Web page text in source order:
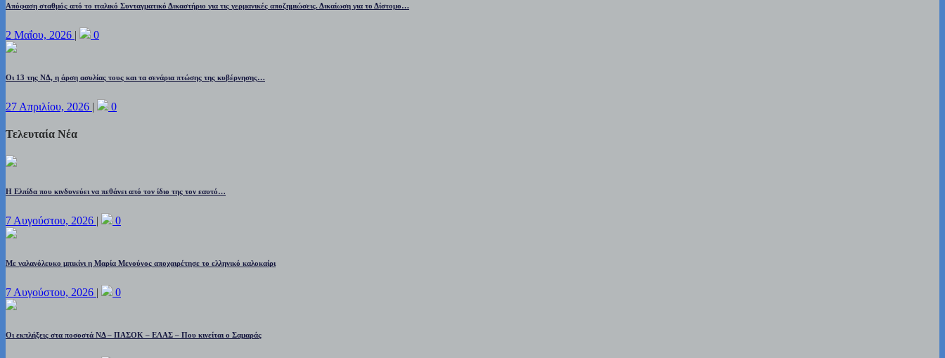
Απόφαση σταθμός από το ιταλικό Συνταγματικό Δικαστήριο για τις γερμανικές αποζημιώσεις. Δικαίωση για το Δίστομο…
2 Μαΐου, 2026 | 0
Οι 13 της ΝΔ, η άρση ασυλίας τους και τα σενάρια πτώσης της κυβέρνησης…
27 Απριλίου, 2026 | 0
Τελευταία Νέα
Η Ελπίδα που κινδυνεύει να πεθάνει από τον ίδιο της τον εαυτό…
7 Αυγούστου, 2026 | 0
Με γαλανόλευκο μπικίνι η Μαρία Μενούνος αποχαιρέτησε το ελληνικό καλοκαίρι
7 Αυγούστου, 2026 | 0
Οι εκπλήξεις στα ποσοστά ΝΔ – ΠΑΣΟΚ – ΕΛΑΣ – Που κινείται ο Σαμαράς